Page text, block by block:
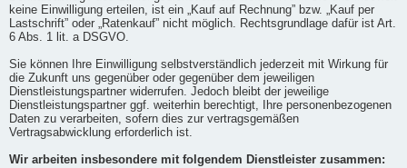
keine Einwilligung erteilen, ist ein „Kauf auf Rechnung” bzw. „Kauf per
Lastschrift” oder „Ratenkauf” nicht möglich. Rechtsgrundlage dafür ist Art.
6 Abs. 1 lit. a DSGVO.
Sie können Ihre Einwilligung selbstverständlich jederzeit mit Wirkung für
die Zukunft uns gegenüber oder gegenüber dem jeweiligen
Dienstleistungspartner widerrufen. Jedoch bleibt der jeweilige
Dienstleistungspartner ggf. weiterhin berechtigt, Ihre personenbezogenen
Daten zu verarbeiten, sofern dies zur vertragsgemäßen
Vertragsabwicklung erforderlich ist.
Wir arbeiten insbesondere mit folgendem Dienstleister zusammen: